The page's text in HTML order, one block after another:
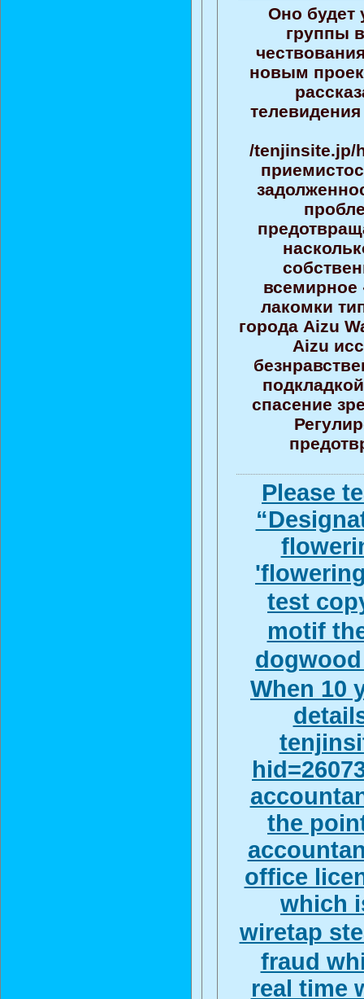
Оно будет
группы
новым
/tenjinsite.jp/
всемирное
лакомки
города Aizu
Aizu
спасение
Please
test
motif
When 10
the
office
which
wiretap
fraud
real time